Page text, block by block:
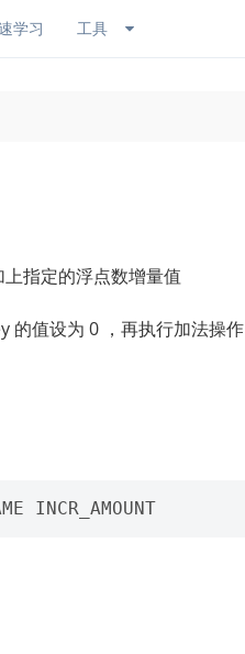
学习 工具
指定的浮点数增量值
的值设为 0 ，再执行加法操作